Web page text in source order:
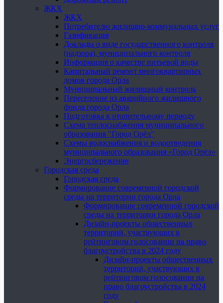
ЖКХ
ЖКХ
Потребителю жилищно-коммунальных услуг
Газификация
Доклады о виде государственного контроля
(надзора), муниципального контроля
Информация о качестве питьевой воды
Капитальный ремонт многоквартирных
домов города Орла
Муниципальный жилищный контроль
Переселение из аварийного жилищного
фонда города Орла
Подготовка к отопительному периоду
Схема теплоснабжения муниципального
образования "Город Орёл"
Схемы водоснабжения и водоотведения
муниципального образования «Город Орёл»
Энергосбережение
Городская среда
Городская среда
Формирование современной городской
среды на территории города Орла
Формирование современной городской
среды на территории города Орла
Дизайн-проекты общественных
территорий, участвующих в
рейтинговом голосовании на право
благоустройства в 2024 году
Дизайн-проекты общественных
территорий, участвующих в
рейтинговом голосовании на
право благоустройства в 2024
году